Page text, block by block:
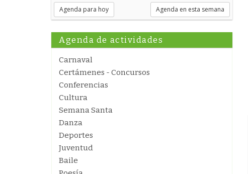
Agenda para hoy Agenda en esta semana
Agenda de actividades
Carnaval
Certámenes - Concursos
Conferencias
Cultura
Semana Santa
Danza
Deportes
Juventud
Baile